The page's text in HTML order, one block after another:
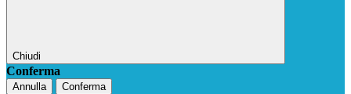
Chiudi
Conferma
Annulla Conferma